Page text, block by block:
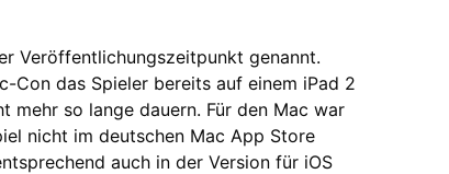
Veröffentlichungszeitpunkt genannt.
Con das Spieler bereits auf einem iPad 2
mehr so lange dauern. Für den Mac war
nicht im deutschen Mac App Store
auch in der Version für iOS